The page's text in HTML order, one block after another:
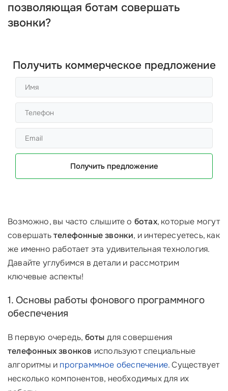
позволяющая ботам совершать
звонки?
Получить коммерческое предложение
Получить предложение
Возможно, вы часто слышите о ботах, которые могут
совершатьтелефонные звонки, и интересуетесь, как
же именно работает эта удивительная технология.
Давайте углубимся в детали и рассмотрим
ключевые аспекты!
1. Основы работы фонового программного
обеспечения
В первую очередь, боты для совершения
телефонных звонков используют специальные
алгоритмы и программное обеспечение. Существует
несколько компонентов, необходимых для их